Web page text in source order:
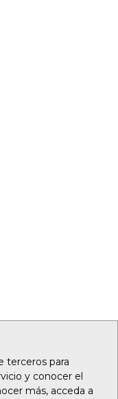
terceros para
y conocer el
más, acceda a